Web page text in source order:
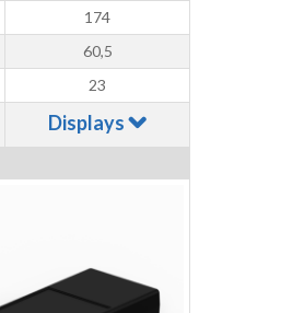
174
60,5
23
Displays